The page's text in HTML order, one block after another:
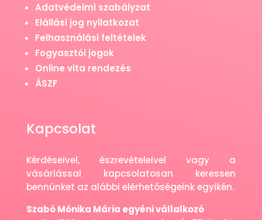
Adatvédelmi szabályzat
Elállási jog nyilatkozat
Felhasználási feltételek
Fogyasztói jogok
Online vita rendezés
ÁSZF
Kapcsolat
Kérdéseivel, észrevételeivel vagy a
vásárlással kapcsolatosan keressen
bennünket az alábbi elérhetőségeink egyikén.
Szabó Mónika Mária egyéni vállalkozó